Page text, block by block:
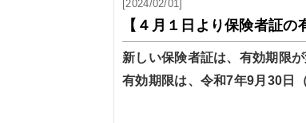
[2024/02/01]
【４月１日より保険者証の
新しい保険者証は、有効期限が
有効期限は、令和7年9月30日